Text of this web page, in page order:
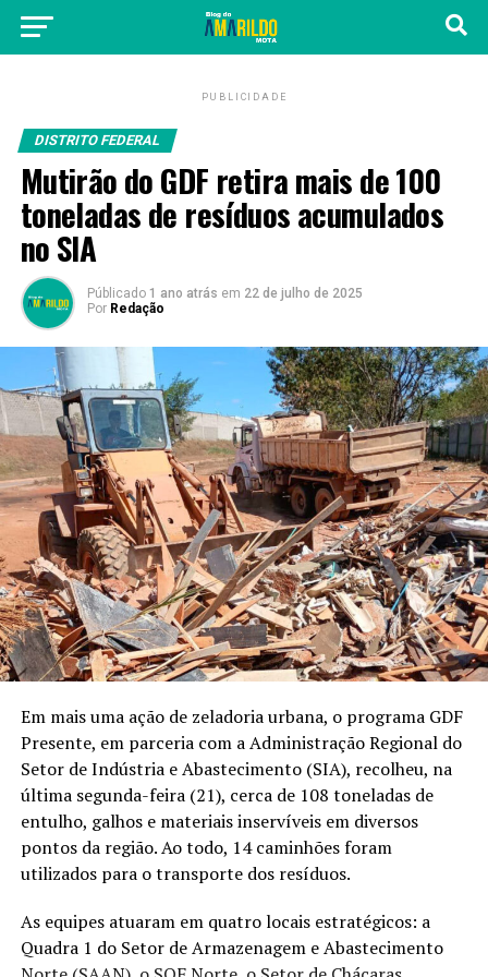
PUBLICIDADE
DISTRITO FEDERAL
Mutirão do GDF retira mais de 100
toneladas de resíduos acumulados
no SIA
Públicado 1 ano atrás em 22 de julho de 2025
Por Redação
Em mais uma ação de zeladoria urbana, o programa GDF
Presente, em parceria com a Administração Regional do
Setor de Indústria e Abastecimento (SIA), recolheu, na
última segunda-feira (21), cerca de 108 toneladas de
entulho, galhos e materiais inservíveis em diversos
pontos da região. Ao todo, 14 caminhões foram
utilizados para o transporte dos resíduos.
As equipes atuaram em quatro locais estratégicos: a
Quadra 1 do Setor de Armazenagem e Abastecimento